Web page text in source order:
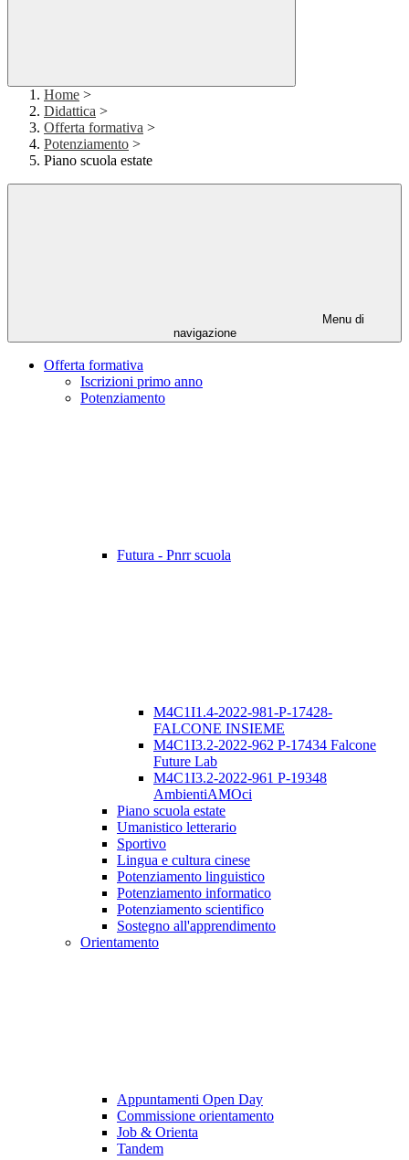
Home >
Didattica >
Offerta formativa >
Potenziamento >
Piano scuola estate
Menu di
navigazione
Offerta formativa
Iscrizioni primo anno
Potenziamento
Futura - Pnrr scuola
M4C1I1.4-2022-981-P-17428-
FALCONE INSIEME
M4C1I3.2-2022-962 P-17434 Falcone
Future Lab
M4C1I3.2-2022-961 P-19348
AmbientiAMOci
Piano scuola estate
Umanistico letterario
Sportivo
Lingua e cultura cinese
Potenziamento linguistico
Potenziamento informatico
Potenziamento scientifico
Sostegno all'apprendimento
Orientamento
Appuntamenti Open Day
Commissione orientamento
Job & Orienta
Tandem